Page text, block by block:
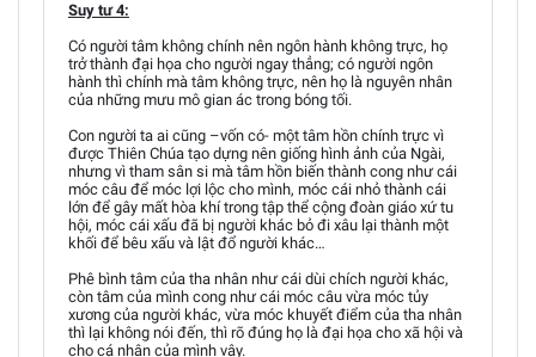
Suy tư 4:
Có người tâm không chính nên ngôn hành không trực, họ
trở thành đại họa cho người ngay thẳng; có người ngôn
hành thì chính mà tâm không trực, nên họ là nguyên nhân
của những mưu mô gian ác trong bóng tối.
Con người ta ai cũng –vốn có- một tâm hồn chính trực vì
được Thiên Chúa tạo dựng nên giống hình ảnh của Ngài,
nhưng vì tham sân si mà tâm hồn biến thành cong như cái
móc câu để móc lợi lộc cho mình, móc cái nhỏ thành cái
lớn để gây mất hòa khí trong tập thể cộng đoàn giáo xứ tu
hội, móc cái xấu đã bị người khác bỏ đi xâu lại thành một
khối để bêu xấu và lật đổ người khác…
Phê bình tâm của tha nhân như cái dùi chích người khác,
còn tâm của mình cong như cái móc câu vừa móc tủy
xương của người khác, vừa móc khuyết điểm của tha nhân
thì lại không nói đến, thì rõ đúng họ là đại họa cho xã hội và
cho cá nhân của mình vậy.